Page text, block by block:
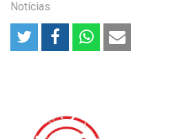
Notícias